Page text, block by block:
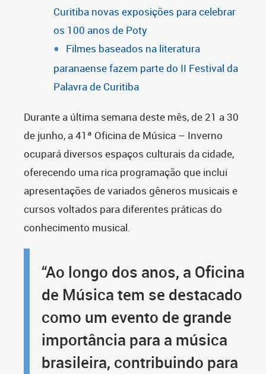
Curitiba novas exposições para celebrar
os 100 anos de Poty
Filmes baseados na literatura
paranaense fazem parte do II Festival da
Palavra de Curitiba
Durante a última semana deste mês, de 21 a 30
de junho, a 41ª Oficina de Música – Inverno
ocupará diversos espaços culturais da cidade,
oferecendo uma rica programação que inclui
apresentações de variados gêneros musicais e
cursos voltados para diferentes práticas do
conhecimento musical.
“Ao longo dos anos, a Oficina
de Música tem se destacado
como um evento de grande
importância para a música
brasileira, contribuindo para